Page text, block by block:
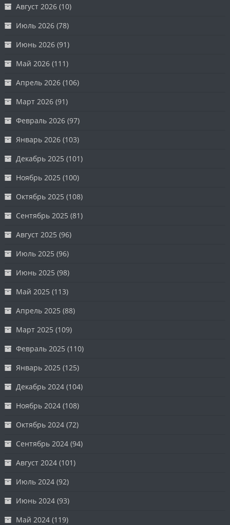
Август 2026 (10)
Июль 2026 (78)
Июнь 2026 (91)
Май 2026 (111)
Апрель 2026 (106)
Март 2026 (91)
Февраль 2026 (97)
Январь 2026 (103)
Декабрь 2025 (101)
Ноябрь 2025 (100)
Октябрь 2025 (108)
Сентябрь 2025 (81)
Август 2025 (96)
Июль 2025 (96)
Июнь 2025 (98)
Май 2025 (113)
Апрель 2025 (88)
Март 2025 (109)
Февраль 2025 (110)
Январь 2025 (125)
Декабрь 2024 (104)
Ноябрь 2024 (108)
Октябрь 2024 (72)
Сентябрь 2024 (94)
Август 2024 (101)
Июль 2024 (92)
Июнь 2024 (93)
Май 2024 (119)